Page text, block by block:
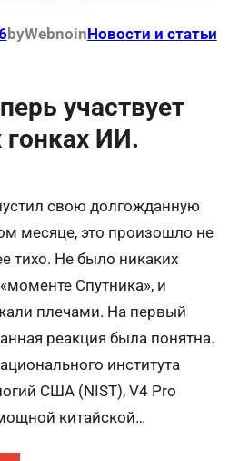
byWebnoinНовости и статьи
участвует
гонках ИИ.
свою долгожданную
месяце, это произошло не
тихо. Не было никаких
Спутника», и
плечами. На первый
реакция была понятна.
института
США (NIST), V4 Pro
китайской…